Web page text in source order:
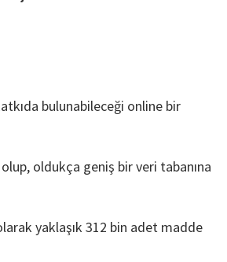
bulunabileceği online bir
oldukça geniş bir veri tabanına
yaklaşık 312 bin adet madde